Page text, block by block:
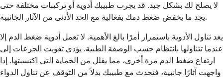
لا يصلح لك بشكل جيد. قد يجرب طبيبك أدوية أو تركيبات مختلفة حتى
يجد ما يخفض ضغط دمك بفعالية مع الحد الأدنى من الآثار الجانبية.
يعد تناول الأدوية باستمرار أمرًا بالغ الأهمية. لا تعمل أدوية ضغط الدم إلا
عندما تتناولها بانتظام حسب الوصفة الطبية. يؤدي تفويت الجرعات إلى
ارتفاع ضغط الدم مرة أخرى، مما يقلل من الحماية التي اكتسبتها. إذا
واجهت آثارًا جانبية، فتحدث مع طبيبك بدلاً من التوقف عن تناول الدواء